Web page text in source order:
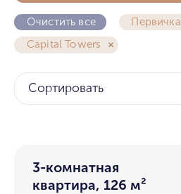
Очистить все
Первичка
Capital Towers
Сортировать
3-комнатная
квартира, 126 м²